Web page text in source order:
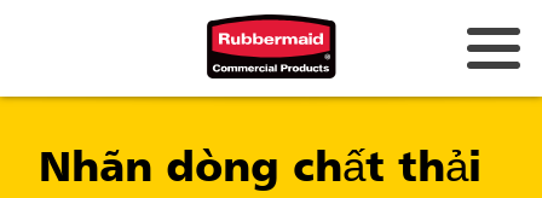
Trung Quốc (CN)
Nhãn dòng chất thải